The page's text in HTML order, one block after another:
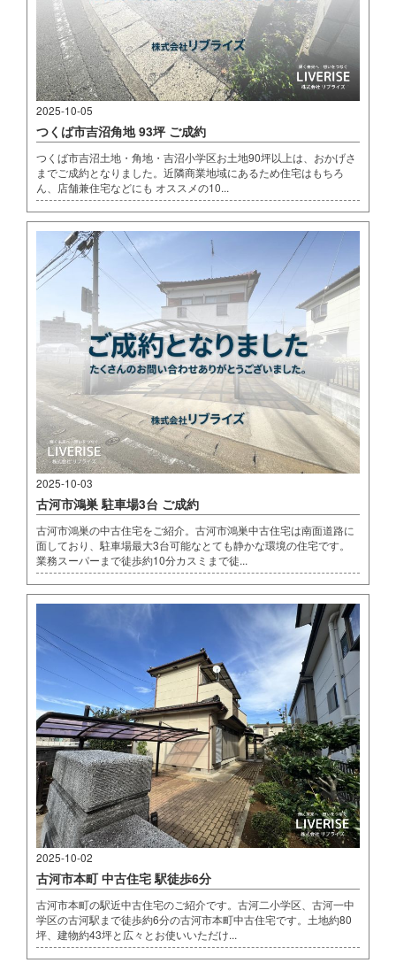
2025-10-05
つくば市吉沼角地 93坪 ご成約
つくば市吉沼土地・角地・吉沼小学区お土地90坪以上は、おかげさ
までご成約となりました。近隣商業地域にあるため住宅はもちろ
ん、店舗兼住宅などにも オススメの10...
2025-10-03
古河市鴻巣 駐車場3台 ご成約
古河市鴻巣の中古住宅をご紹介。古河市鴻巣中古住宅は南面道路に
面しており、駐車場最大3台可能なとても静かな環境の住宅です。
業務スーパーまで徒歩約10分カスミまで徒...
2025-10-02
古河市本町 中古住宅 駅徒歩6分
古河市本町の駅近中古住宅のご紹介です。古河二小学区、古河一中
学区の古河駅まで徒歩約6分の古河市本町中古住宅です。土地約80
坪、建物約43坪と広々とお使いいただけ...